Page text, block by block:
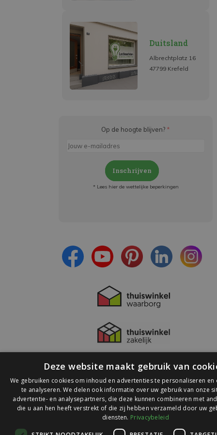
Duitsland
Albrechtplatz 16
47799 Krefeld
Op de hoogte blijven? *
Inschrijven
* Lees hier de wettelijke beperkingen
© 2026 Ledlichtdiscounter.nl
Deze website maakt gebruik van
We gebruiken cookies om inhoud en advertenties te personaliseren en
te analyseren. We delen ook informatie over uw gebruik van onze
advertentie- en analysepartners, die deze kunnen combineren met
die u aan hen heeft verstrekt of die zij hebben verzameld door uw
diensten. Privacybeleid